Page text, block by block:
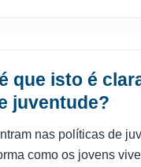
que isto é
juventude?
nas políticas de
como os jovens